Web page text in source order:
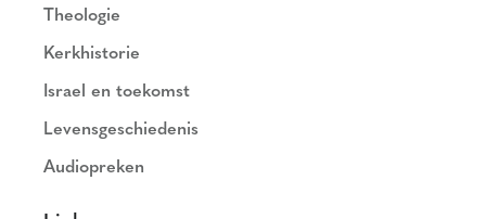
Theologie
Kerkhistorie
Israel en toekomst
Levensgeschiedenis
Audiopreken